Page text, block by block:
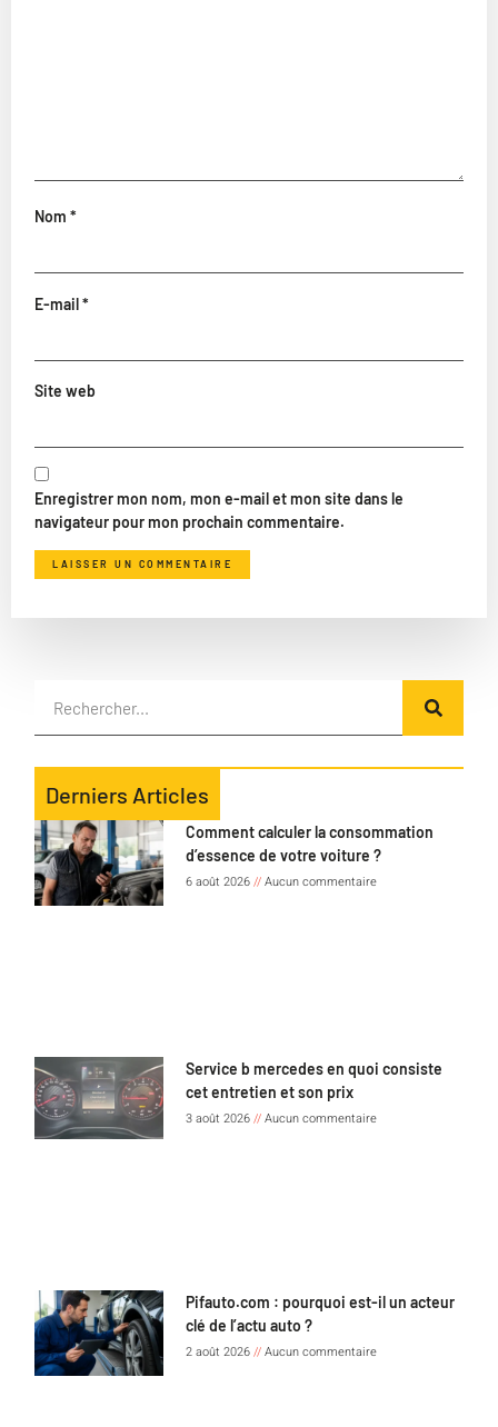
Nom *
E-mail*
Site web
Enregistrer mon nom, mon e-mail et mon site dans le
navigateur pour mon prochain commentaire.
Derniers Articles
Comment calculer la consommation
d’essence de votre voiture ?
6 août 2026 Aucun commentaire
Service b mercedes en quoi consiste
cet entretien et son prix
3 août 2026 Aucun commentaire
Pifauto.com : pourquoi est-il un acteur
clé de l’actu auto ?
2 août 2026 Aucun commentaire